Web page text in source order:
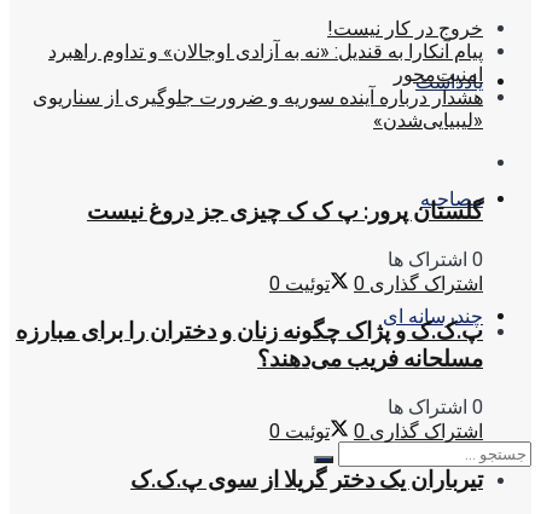
یادداشت
مصاحبه
چندرسانه ای
خروج در کار نیست!
پیام آنکارا به قندیل: «نه به آزادی اوجالان» و تداوم راهبرد
امنیت‌محور
هشدار درباره آینده سوریه و ضرورت جلوگیری از سناریوی
«لیبیایی‌شدن»
گلستان پرور: پ ک ک چیزی جز دروغ نیست
0 اشتراک ها
اشتراک گذاری 0 توئیت 0
پ.ک.ک و پژاک چگونه زنان و دختران را برای مبارزه
مسلحانه فریب می‌دهند؟
0 اشتراک ها
اشتراک گذاری 0 توئیت 0
تیرباران یک دختر گریلا از سوی پ.ک.ک